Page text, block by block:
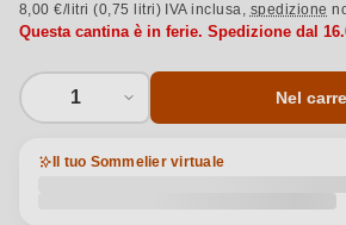
8,00 €/litri (0,75 litri) IVA inclusa, spedizione
Questa cantina è in ferie. Spedizione dal
1 Nel
Il tuo Sommelier virtuale